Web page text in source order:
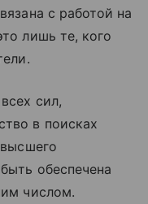
с работой на
лишь те, кого
сил,
в поисках
обеспечена
числом.